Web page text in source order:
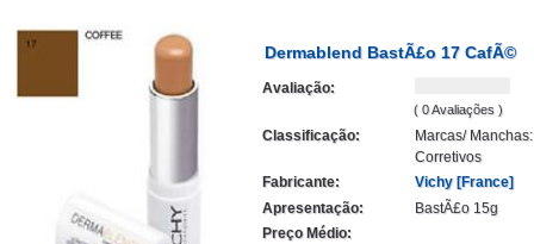
Dermablend BastÃ£o 17 CafÃ©
Avaliação:
( 0 Avaliações )
Classificação:
Marcas/ Manchas:
Corretivos
Fabricante:
Vichy [France]
Apresentação:
BastÃ£o 15g
Preço Médio: